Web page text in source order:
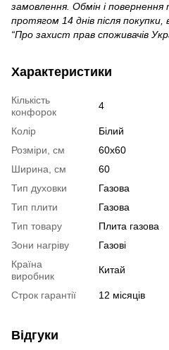
замовлення. Обмін і повернення
протягом 14 днів після покупки,
“Про захист прав споживачів
Характеристики
Кількість
конфорок
4
Колір
Білий
Розміри, см
60х60
Ширина, см
60
Тип духовки
Газова
Тип плити
Газова
Тип товару
Плита газова
Зони нагріву
Газові
Країна
виробник
Китай
Строк гарантії 12 місяців
Відгуки